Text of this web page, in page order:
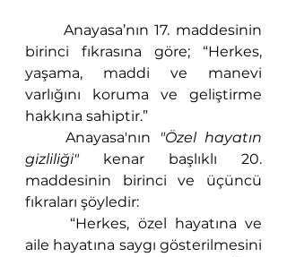
birinci fıkrasına göre; “Herkes,
yaşama, maddi ve manevi
varlığını koruma ve geliştirme
hakkına sahiptir.”
	Anayasa'nın
"Özel hayatın
gizliliği" kenar başlıklı 20.
maddesinin birinci ve üçüncü
fıkraları şöyledir:
aile hayatına saygı gösterilmesini